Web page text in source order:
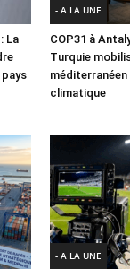
La
- A LA UNE
COP31 à
Turquie
climatique
- A LA UNE